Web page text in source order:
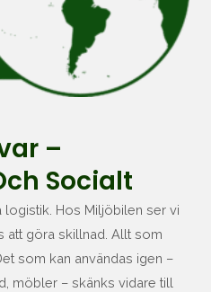
–
Socialt
logistik. Hos Miljöbilen ser vi
att göra skillnad. Allt som
som kan användas igen –
möbler – skänks vidare till